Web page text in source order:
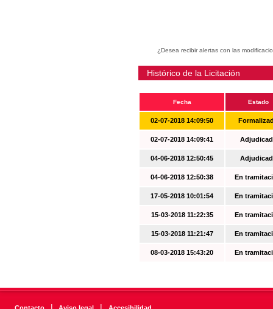
¿Desea recibir alertas con las
Histórico de la Licitación
Fecha Estado
02-07-2018 14:09:50
02-07-2018 14:09:41
04-06-2018 12:50:45
04-06-2018 12:50:38 En
17-05-2018 10:01:54 En
15-03-2018 11:22:35 En
15-03-2018 11:21:47 En
08-03-2018 15:43:20 En